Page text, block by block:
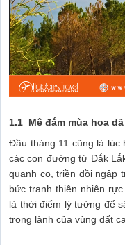
1.1 Mê đắm mùa hoa
Đầu tháng 11 cũng là lúc
các con đường từ Đắk
quanh co, triền đồi ngập
bức tranh thiên nhiên
là thời điểm lý tưởng để
trong lành của vùng đất